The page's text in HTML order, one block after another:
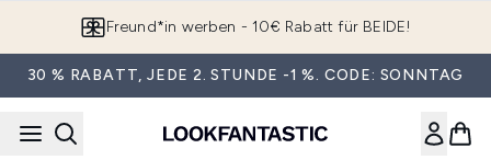
App downloaden & Extra-Rabatte erhalten*
30 % RABATT, JEDE 2. STUNDE -1 %. CODE: SONNTAG